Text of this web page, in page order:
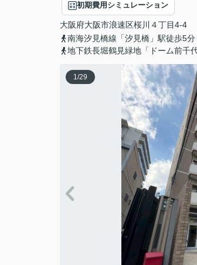
初期費用シミュレーション
大阪府大阪市浪速区桜川 ４丁目4-4
南海汐見橋線「汐見橋」駅徒歩5分
地下鉄長堀鶴見緑地「ドーム前千
1/29